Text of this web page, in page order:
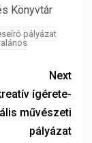
Könyvtár
pályázat
Next
ígérete-
művészeti
pályázat